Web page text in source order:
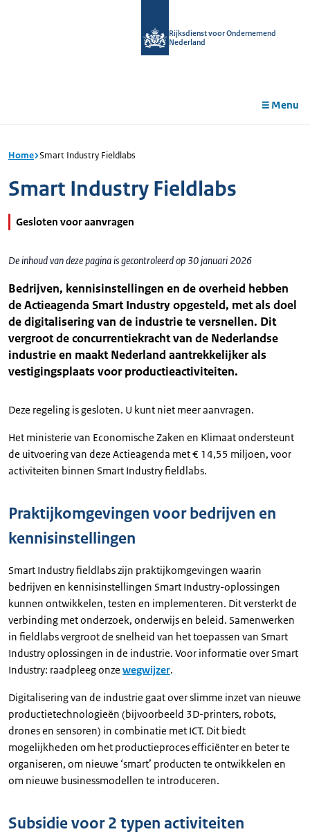
Rijksdienst voor Ondernemend
Nederland
Menu
Home Smart Industry Fieldlabs
Smart Industry Fieldlabs
Gesloten voor aanvragen
De inhoud van deze pagina is gecontroleerd op 30 januari 2026
Bedrijven, kennisinstellingen en de overheid hebben
de Actieagenda Smart Industry opgesteld, met als doel
de digitalisering van de industrie te versnellen. Dit
vergroot de concurrentiekracht van de Nederlandse
industrie en maakt Nederland aantrekkelijker als
vestigingsplaats voor productieactiviteiten.
Deze regeling is gesloten. U kunt niet meer aanvragen.
Het ministerie van Economische Zaken en Klimaat ondersteunt
de uitvoering van deze Actieagenda met € 14,55 miljoen, voor
activiteiten binnen Smart Industry fieldlabs.
Praktijkomgevingen voor bedrijven en
kennisinstellingen
Smart Industry fieldlabs zijn praktijkomgevingen waarin
bedrijven en kennisinstellingen Smart Industry-oplossingen
kunnen ontwikkelen, testen en implementeren. Dit versterkt de
verbinding met onderzoek, onderwijs en beleid. Samenwerken
in fieldlabs vergroot de snelheid van het toepassen van Smart
Industry oplossingen in de industrie. Voor informatie over Smart
Industry: raadpleeg onze wegwijzer.
Digitalisering van de industrie gaat over slimme inzet van nieuwe
productietechnologieën (bijvoorbeeld 3D-printers, robots,
drones en sensoren) in combinatie met ICT. Dit biedt
mogelijkheden om het productieproces efficiënter en beter te
organiseren, om nieuwe ‘smart’ producten te ontwikkelen en
om nieuwe businessmodellen te introduceren.
Subsidie voor 2 typen activiteiten